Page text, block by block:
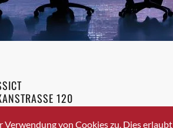
120
ZURICH
von Cookies zu. Dies erlaubt